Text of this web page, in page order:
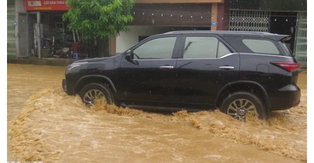
Các nhân viên bệnh viện chụp ảnh khi họ cầm quả thận bị
bệnh sau khi phẫu thuật tại Bệnh viện Sir Ganga Ram ở New
Delhi. (Nguồn: AFP)
Các bác sỹ Ấn Độ vừa tiến hành ca phẫu thuật
cắt bỏ một quả thận khổng lồ trong người một
bệnh nhân đang trong tình trạng tính mạng bị
đe dọa.